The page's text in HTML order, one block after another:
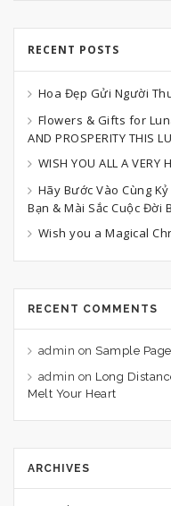
RECENT POSTS
Hoa Đẹp Gửi Người
Flowers & Gifts for
AND PROSPERITY THIS
WISH YOU ALL A VERY
Hãy Bước Vào Cùng
Bạn & Mài Sắc Cuộc Đời
Wish you a Magical
RECENT COMMENTS
admin on Sample Page
admin on Long
Melt Your Heart
ARCHIVES